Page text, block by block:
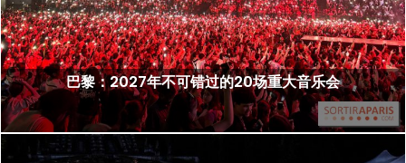
巴黎：2027年不可错过的20场重大音乐会